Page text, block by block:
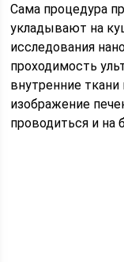
Сама процедура
укладывают на
исследования
проходимость
внутренние
изображение
проводиться и на